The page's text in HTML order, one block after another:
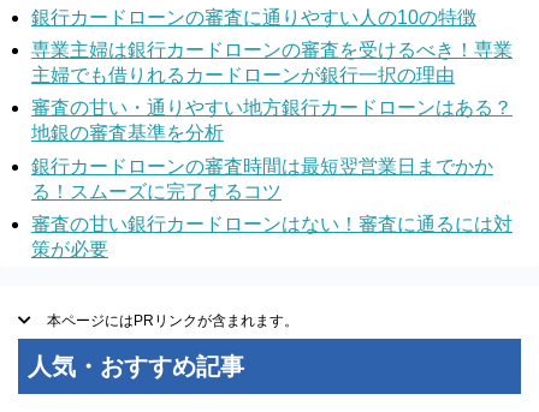
銀行カードローンの審査に通りやすい人の10の特徴
専業主婦は銀行カードローンの審査を受けるべき！専業
主婦でも借りれるカードローンが銀行一択の理由
審査の甘い・通りやすい地方銀行カードローンはある？
地銀の審査基準を分析
銀行カードローンの審査時間は最短翌営業日までかか
る！スムーズに完了するコツ
審査の甘い銀行カードローンはない！審査に通るには対
策が必要
本ページにはPRリンクが含まれます。
人気・おすすめ記事